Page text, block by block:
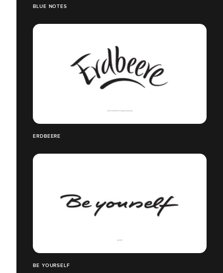
BLUE NOTES
ERDBEERE
BE YOURSELF